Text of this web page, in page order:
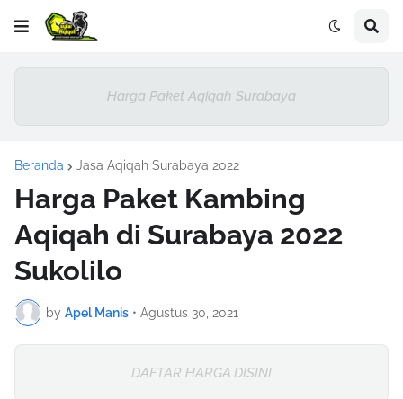
Harga Paket Aqiqah Surabaya
Beranda Jasa Aqiqah Surabaya 2022
Harga Paket Kambing
Aqiqah di Surabaya 2022
Sukolilo
by Apel Manis • Agustus 30, 2021
DAFTAR HARGA DISINI